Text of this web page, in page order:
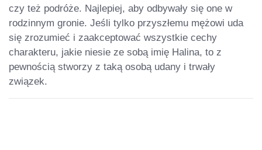
czy też podróże. Najlepiej, aby odbywały się one w
rodzinnym gronie. Jeśli tylko przyszłemu mężowi uda
się zrozumieć i zaakceptować wszystkie cechy
charakteru, jakie niesie ze sobą imię Halina, to z
pewnością stworzy z taką osobą udany i trwały
związek.